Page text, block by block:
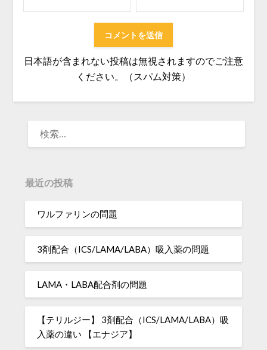
日本語が含まれない投稿は無視されますのでご注意
ください。（スパム対策）
最近の投稿
ワルファリンの問題
3剤配合（ICS/LAMA/LABA）吸入薬の問題
LAMA・LABA配合剤の問題
【テリルジー】 3剤配合（ICS/LAMA/LABA）吸
入薬の違い 【エナジア】